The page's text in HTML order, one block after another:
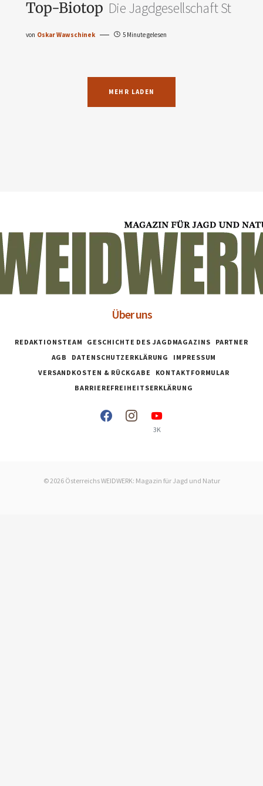
Top-Biotop Die Jagdgesellschaft St
von Oskar Wawschinek 5 Minute gelesen
MEHR LADEN
Über uns
REDAKTIONSTEAM GESCHICHTE DES JAGDMAGAZINS
PARTNER
AGB
DATENSCHUTZERKLÄRUNG
IMPRESSUM
VERSANDKOSTEN & RÜCKGABE
KONTAKTFORMULAR
BARRIEREFREIHEITSERKLÄRUNG
3K
© 2026 Österreichs WEIDWERK: Magazin für Jagd und Natur